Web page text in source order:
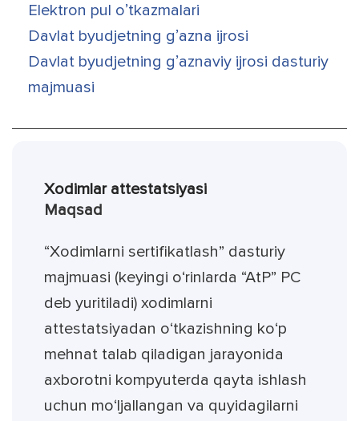
Elektron pul oʼtkazmalari
Davlat byudjetning gʼazna ijrosi
Davlat byudjetning gʼaznaviy ijrosi dasturiy
majmuasi
Xodimlar attestatsiyasi
Maqsad
“Xodimlarni sertifikatlash” dasturiy
majmuasi (keyingi o‘rinlarda “AtP” PC
deb yuritiladi) xodimlarni
attestatsiyadan o‘tkazishning ko‘p
mehnat talab qiladigan jarayonida
axborotni kompyuterda qayta ishlash
uchun mo‘ljallangan va quyidagilarni